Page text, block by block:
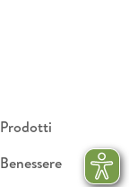
Prodotti
Benessere